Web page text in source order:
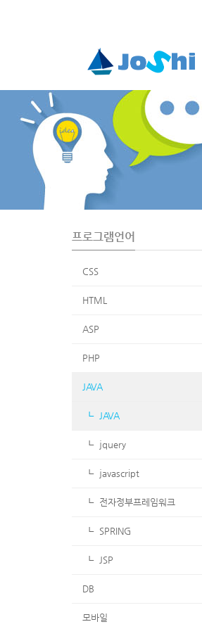
u
b
P
r
o
n
프로그램언어
CSS
HTML
ASP
PHP
JAVA
┖ JAVA
┖ jquery
┖ javascript
┖ 전자정부프레임워크
┖ SPRING
┖ JSP
DB
모바일